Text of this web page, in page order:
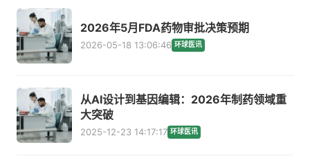
2026年5月FDA药物审批决策预期
2026-05-18 13:06:46 环球医讯
从AI设计到基因编辑：2026年制药领域重
大突破
2025-12-23 14:17:17 环球医讯